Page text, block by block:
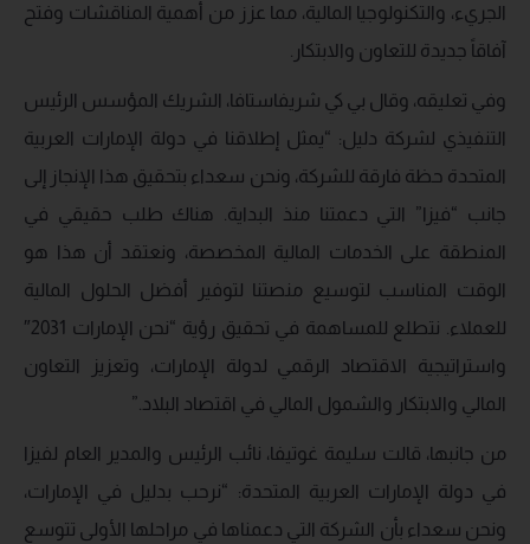
الجريء، والتكنولوجيا المالية، مما عزز من أهمية المناقشات وفتح
آفاقاً جديدة للتعاون والابتكار.
وفي تعليقه، وقال بي كي شريفاستافا، الشريك المؤسس الرئيس
التنفيذي لشركة دليل: “يمثل إطلاقنا في دولة الإمارات العربية
المتحدة حظة فارقة للشركة، ونحن سعداء بتحقيق هذا الإنجاز إلى
جانب “فيزا” التي دعمتنا منذ البداية. هناك طلب حقيقي في
المنطقة على الخدمات المالية المخصصة، ونعتقد أن هذا هو
الوقت المناسب لتوسيع منصتنا لتوفير أفضل الحلول المالية
للعملاء. نتطلع للمساهمة في تحقيق رؤية “نحن الإمارات 2031″
واستراتيجية الاقتصاد الرقمي لدولة الإمارات، وتعزيز التعاون
المالي والابتكار والشمول المالي في اقتصاد البلاد.”
من جانبها، قالت سليمة غوتيفا، نائب الرئيس والمدير العام لفيزا
في دولة الإمارات العربية المتحدة: “نرحب بدليل في الإمارات،
ونحن سعداء بأن الشركة التي دعمناها في مراحلها الأولى تتوسع